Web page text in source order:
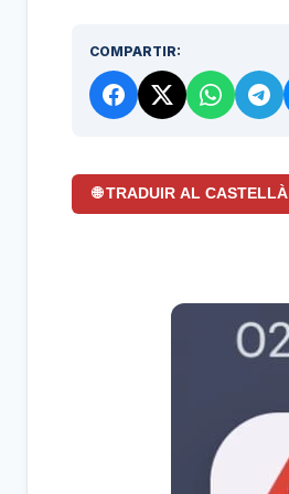
COMPARTIR:
🌐 TRADUIR AL CASTELLÀ